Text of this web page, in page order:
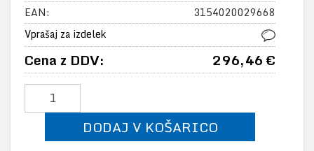
EAN:
3154020029668
Vprašaj za izdelek
Cena z DDV: 296,46 €
DODAJ V KOŠARICO